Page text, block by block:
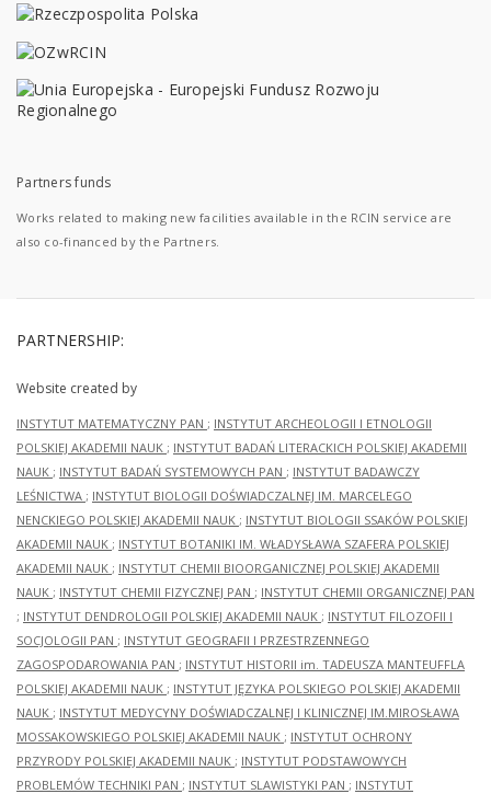
Partners funds
Works related to making new facilities available in the RCIN service are
also co-financed by the Partners.
PARTNERSHIP:
Website created by
INSTYTUT MATEMATYCZNY PAN ; INSTYTUT ARCHEOLOGII I ETNOLOGII
POLSKIEJ AKADEMII NAUK ; INSTYTUT BADAŃ LITERACKICH POLSKIEJ AKADEMII
NAUK ; INSTYTUT BADAŃ SYSTEMOWYCH PAN ; INSTYTUT BADAWCZY
LEŚNICTWA ; INSTYTUT BIOLOGII DOŚWIADCZALNEJ IM. MARCELEGO
NENCKIEGO POLSKIEJ AKADEMII NAUK ; INSTYTUT BIOLOGII SSAKÓW POLSKIEJ
AKADEMII NAUK ; INSTYTUT BOTANIKI IM. WŁADYSŁAWA SZAFERA POLSKIEJ
AKADEMII NAUK ; INSTYTUT CHEMII BIOORGANICZNEJ POLSKIEJ AKADEMII
NAUK ; INSTYTUT CHEMII FIZYCZNEJ PAN ; INSTYTUT CHEMII ORGANICZNEJ PAN
; INSTYTUT DENDROLOGII POLSKIEJ AKADEMII NAUK ; INSTYTUT FILOZOFII I
SOCJOLOGII PAN ; INSTYTUT GEOGRAFII I PRZESTRZENNEGO
ZAGOSPODAROWANIA PAN ; INSTYTUT HISTORII im. TADEUSZA MANTEUFFLA
POLSKIEJ AKADEMII NAUK ; INSTYTUT JĘZYKA POLSKIEGO POLSKIEJ AKADEMII
NAUK ; INSTYTUT MEDYCYNY DOŚWIADCZALNEJ I KLINICZNEJ IM.MIROSŁAWA
MOSSAKOWSKIEGO POLSKIEJ AKADEMII NAUK ; INSTYTUT OCHRONY
PRZYRODY POLSKIEJ AKADEMII NAUK ; INSTYTUT PODSTAWOWYCH
PROBLEMÓW TECHNIKI PAN ; INSTYTUT SLAWISTYKI PAN ; INSTYTUT